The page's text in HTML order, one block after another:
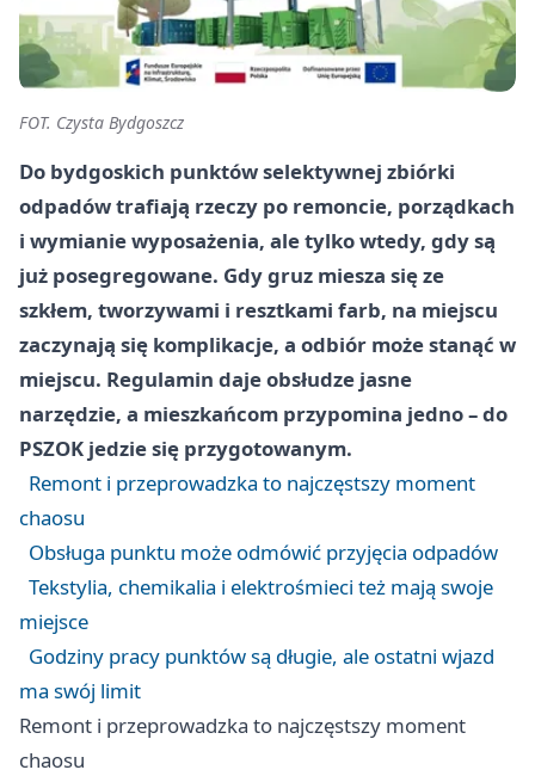
FOT. Czysta Bydgoszcz
Do bydgoskich punktów selektywnej zbiórki
odpadów trafiają rzeczy po remoncie, porządkach
i wymianie wyposażenia, ale tylko wtedy, gdy są
już posegregowane. Gdy gruz miesza się ze
szkłem, tworzywami i resztkami farb, na miejscu
zaczynają się komplikacje, a odbiór może stanąć w
miejscu. Regulamin daje obsłudze jasne
narzędzie, a mieszkańcom przypomina jedno – do
PSZOK jedzie się przygotowanym.
Remont i przeprowadzka to najczęstszy moment
chaosu
Obsługa punktu może odmówić przyjęcia odpadów
Tekstylia, chemikalia i elektrośmieci też mają swoje
miejsce
Godziny pracy punktów są długie, ale ostatni wjazd
ma swój limit
Remont i przeprowadzka to najczęstszy moment
chaosu